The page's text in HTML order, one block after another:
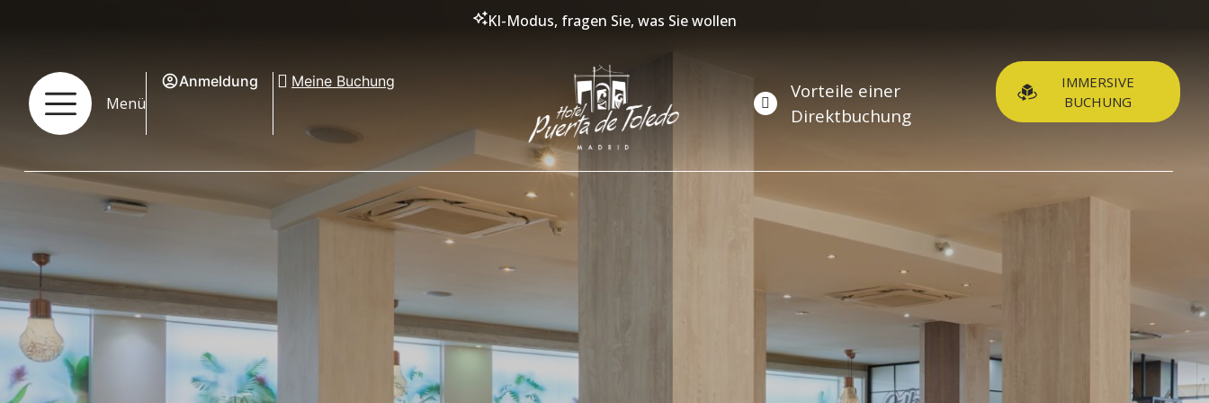
KI-Modus, fragen Sie, was Sie wollen
Menü
Anmeldung Meine Buchung
Vorteile einer
Direktbuchung
IMMERSIVE
BUCHUNG